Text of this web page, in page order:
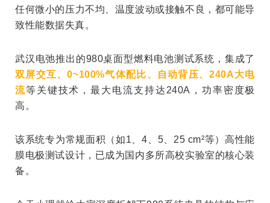
任何微小的压力不均、温度波动或接触不良，都可能导
致性能数据失真。
武汉电弛推出的980桌面型燃料电池测试系统 ，集成了
双屏交互、0~100%气体配比、自动背压、240A大电
流等关键技术，最大电流支持达 240A ，功率密度极
高。
该系统专为常规面积（如1 、4 5 25 cm²等）高性能
膜电极测试设计，已成为国内多所高校实验室的核心装
备 。